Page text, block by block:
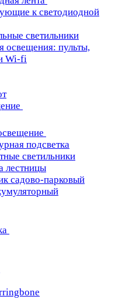
к светодиодной
светильники
освещения: пульты,
Wi-fi
подсветка
светильники
лестницы
садово-парковый